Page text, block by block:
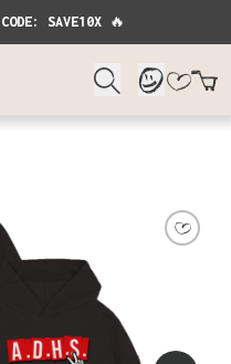
CODE: SAVE10X🔥